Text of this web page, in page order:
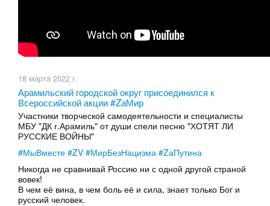
18 марта 2022 г.
​Арамильский городской округ присоединился к
Всероссийской акции #ZаМир
Участники творческой самодеятельности и специалисты
МБУ "ДК г.Арамиль" от души спели песню "ХОТЯТ ЛИ
РУССКИЕ ВОЙНЫ"
#МыВместе #ZV #МирБезНацизма #ZаПутина
Никогда не сравнивай Россию ни с одной другой страной
вовек!
В чем её вина, в чем боль её и сила, знает только Бог и
русский человек.